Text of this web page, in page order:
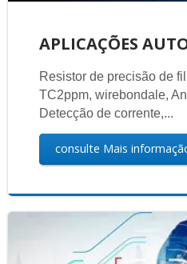
APLICAÇÕES
Resistor de precisão de
TC2ppm, wirebondale,
Detecção de corrente,...
consulte Mais